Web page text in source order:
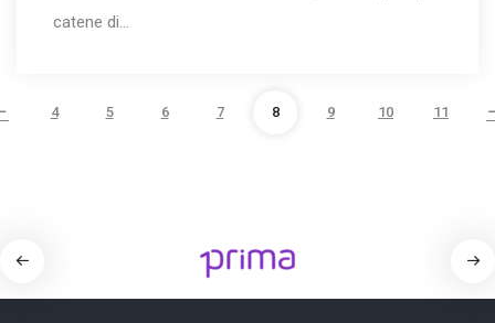
catene di…
4 5 6 7 8 9 10 11